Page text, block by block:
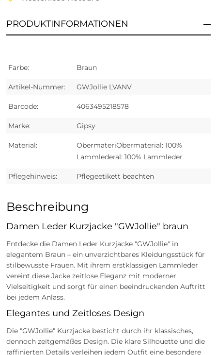
PRODUKTINFORMATIONEN
Farbe: Braun
Artikel-Nummer: GWJollie LVANV
Barcode: 4063495218578
Marke: Gipsy
Material:
ObermateriObermaterial: 100%
Lammlederal: 100% Lammleder
Pflegehinweis: Pflegeetikett beachten
Beschreibung
Damen Leder Kurzjacke "GWJollie" braun
Entdecke die Damen Leder Kurzjacke "GWJollie" in
elegantem Braun – ein unverzichtbares Kleidungsstück für
stilbewusste Frauen. Mit ihrem erstklassigen Lammleder
vereint diese Jacke zeitlose Eleganz mit moderner
Vielseitigkeit und sorgt für einen beeindruckenden Auftritt
bei jedem Anlass.
Elegantes und Zeitloses Design
Die "GWJollie" Kurzjacke besticht durch ihr klassisches,
dennoch zeitgemäßes Design. Die klare Silhouette und die
raffinierten Details verleihen jedem Outfit eine besondere